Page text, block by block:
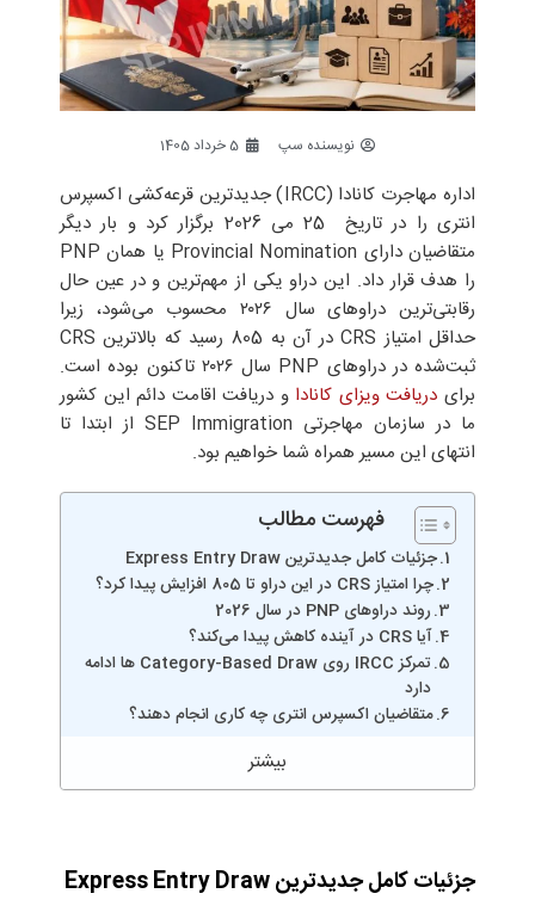
نویسنده سپ 5 خرداد 1405
اداره مهاجرت کانادا (IRCC) جدیدترین قرعه‌کشی اکسپرس
انتری را در تاریخ 25 می 2026 برگزار کرد و بار دیگر
متقاضیان دارای Provincial Nomination یا همان PNP
را هدف قرار داد. این دراو یکی از مهم‌ترین و در عین حال
رقابتی‌ترین دراوهای سال ۲۰۲۶ محسوب می‌شود، زیرا
حداقل امتیاز CRS در آن به 805 رسید که بالاترین CRS
ثبت‌شده در دراوهای PNP سال ۲۰۲۶ تاکنون بوده است.
برای دریافت ویزای کانادا و دریافت اقامت دائم این کشور
ما در سازمان مهاجرتی SEP Immigration از ابتدا تا
انتهای این مسیر همراه شما خواهیم بود.
فهرست مطالب
جزئیات کامل جدیدترین Express Entry Draw
چرا امتیاز CRS در این دراو تا 805 افزایش پیدا کرد؟
روند دراوهای PNP در سال 2026
آیا CRS در آینده کاهش پیدا می‌کند؟
تمرکز IRCC روی Category-Based Draw ها ادامه
دارد
متقاضیان اکسپرس انتری چه کاری انجام دهند؟
جزئیات کامل جدیدترین Express Entry Draw